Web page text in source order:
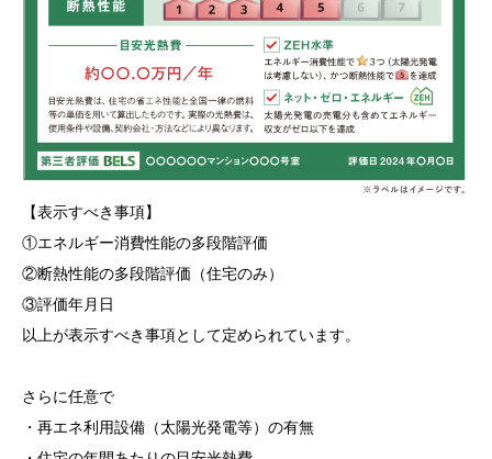
【表示すべき事項】
①エネルギー消費性能の多段階評価
②断熱性能の多段階評価（住宅のみ）
③評価年月日
以上が表示すべき事項として定められています。
さらに任意で
・再エネ利用設備（太陽光発電等）の有無